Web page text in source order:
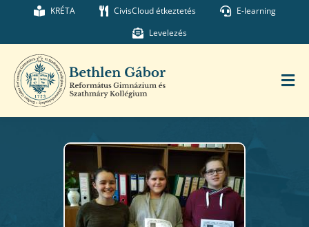
Kihagyás KRÉTA CivisCloud étkeztetés
E-learning
Levelezés
Munkatársaink